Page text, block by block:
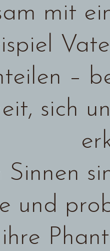
mit
–
sich
und